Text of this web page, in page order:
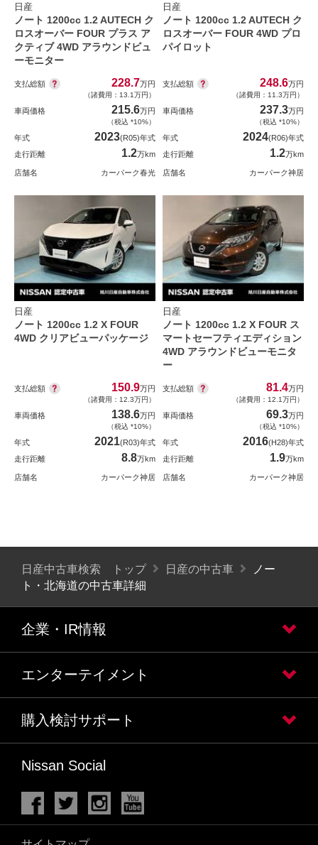
日産
ノート 1200cc 1.2 AUTECH ク
ロスオーバー FOUR プラス ア
クティブ 4WD アラウンドビュ
ーモニター
支払総額 228.7万円
（諸費用：13.1万円）
車両価格 215.6万円
（税込 *10%）
年式 2023(R05)年式
走行距離
1.2万km
店舗名 カーパーク春光
日産
ノート 1200cc 1.2 AUTECH ク
ロスオーバー FOUR 4WD プロ
パイロット
支払総額 248.6万円
（諸費用：11.3万円）
車両価格 237.3万円
（税込 *10%）
年式 2024(R06)年式
走行距離
1.2万km
店舗名 カーパーク神居
日産
ノート 1200cc 1.2 X FOUR
4WD クリアビューパッケージ
支払総額 150.9万円
（諸費用：12.3万円）
車両価格 138.6万円
（税込 *10%）
年式 2021(R03)年式
走行距離
8.8万km
店舗名 カーパーク神居
日産
ノート 1200cc 1.2 X FOUR ス
マートセーフティエディション
4WD アラウンドビューモニタ
ー
支払総額 81.4万円
（諸費用：12.1万円）
車両価格 69.3万円
（税込 *10%）
年式 2016(H28)年式
走行距離
1.9万km
店舗名 カーパーク神居
日産中古車検索 トップ 日産の中古車
ノー
ト・北海道の中古車詳細
企業・IR情報
エンターテイメント
購入検討サポート
Nissan Social